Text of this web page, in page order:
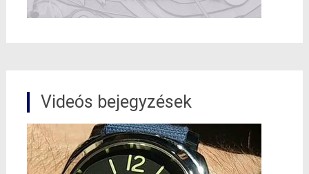
Videós bejegyzések